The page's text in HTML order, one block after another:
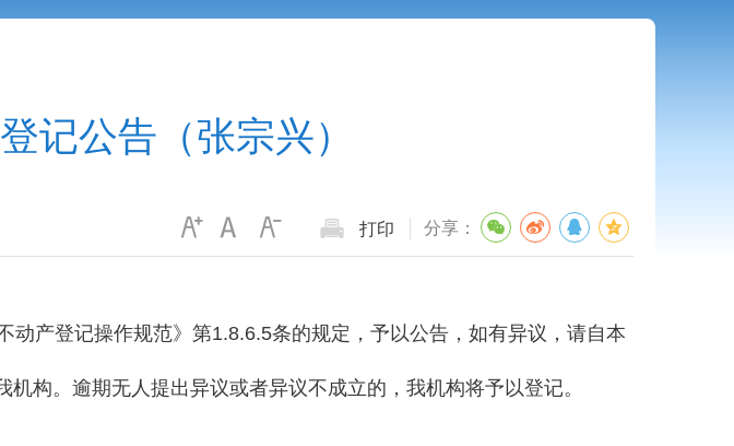
记公告（张宗兴）
打印 分享：
产登记操作规范》第1.8.6.5条的规定，予以公告，如有异议，请自本
构。逾期无人提出异议或者异议不成立的，我机构将予以登记。